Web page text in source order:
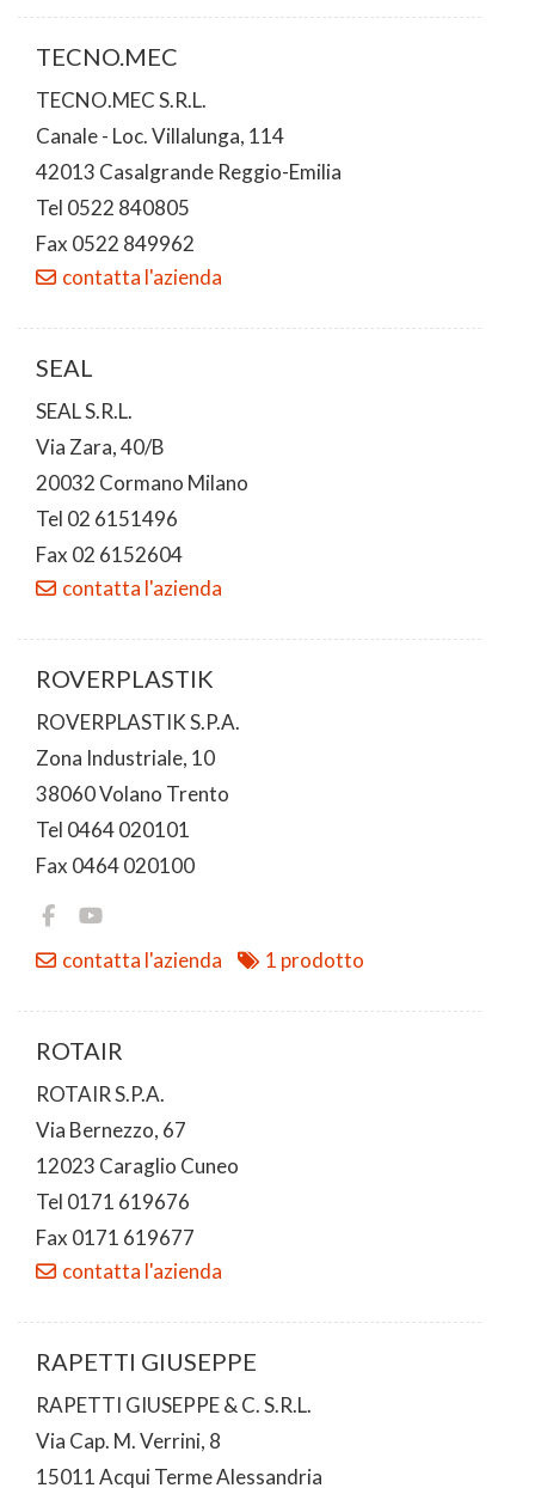
TECNO.MEC
TECNO.MEC S.R.L.
Canale - Loc. Villalunga, 114
42013 Casalgrande Reggio-Emilia
Tel 0522 840805
Fax 0522 849962
contatta l'azienda
SEAL
SEAL S.R.L.
Via Zara, 40/B
20032 Cormano Milano
Tel 02 6151496
Fax 02 6152604
contatta l'azienda
ROVERPLASTIK
ROVERPLASTIK S.P.A.
Zona Industriale, 10
38060 Volano Trento
Tel 0464 020101
Fax 0464 020100
contatta l'azienda 1 prodotto
ROTAIR
ROTAIR S.P.A.
Via Bernezzo, 67
12023 Caraglio Cuneo
Tel 0171 619676
Fax 0171 619677
contatta l'azienda
RAPETTI GIUSEPPE
RAPETTI GIUSEPPE & C. S.R.L.
Via Cap. M. Verrini, 8
15011 Acqui Terme Alessandria